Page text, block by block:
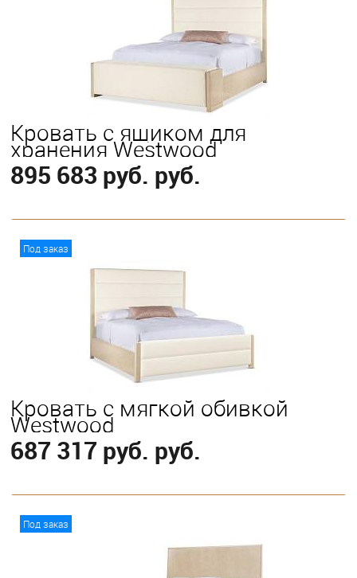
Кровать с ящиком для
хранения Westwood
895 683 руб. руб.
Queen
Под заказ
Кровать с мягкой обивкой
Westwood
687 317 руб. руб.
Под заказ